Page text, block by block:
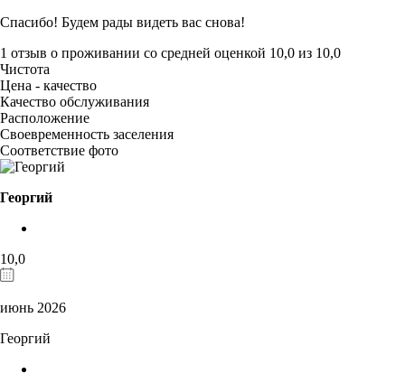
Спасибо! Будем рады видеть вас снова!
1 отзыв о проживании со средней оценкой 10,0 из 10,0
Чистота
Цена - качество
Качество обслуживания
Расположение
Своевременность заселения
Соответствие фото
Георгий
10,0
июнь 2026
Георгий